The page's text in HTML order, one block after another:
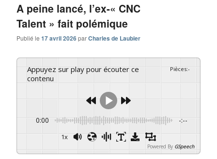
A peine lancé, l’ex-« CNC
Talent » fait polémique
Publié le17 avril 2026parCharles de Laubier
Appuyez sur play pour écouter ce
contenu
Pièces:-
0:00 -:--
1x
Powered By GSpeech